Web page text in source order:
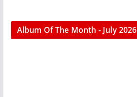
Album Of The Month - July 2026